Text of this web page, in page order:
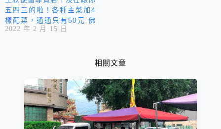
五四三的啦！各種主菜加4
樣配菜，通通只有50元 佛
心的便當店！
2022 年 2 月 15 日
相關文章